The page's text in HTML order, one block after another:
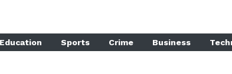
Education Sports Crime Business